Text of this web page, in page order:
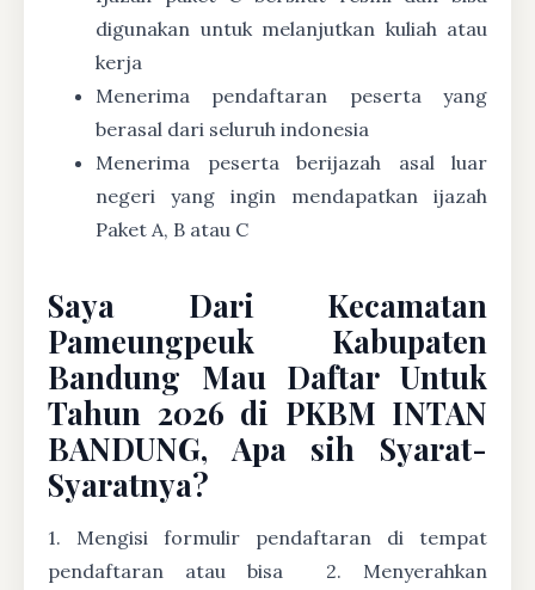
digunakan untuk melanjutkan kuliah atau
kerja
Menerima pendaftaran peserta yang
berasal dari seluruh indonesia
Menerima peserta berijazah asal luar
negeri yang ingin mendapatkan ijazah
Paket A, B atau C
Saya Dari Kecamatan
Pameungpeuk Kabupaten
Bandung Mau Daftar Untuk
Tahun 2026 di PKBM INTAN
BANDUNG, Apa sih Syarat-
Syaratnya?
1. Mengisi formulir pendaftaran di tempat
pendaftaran atau bisa
2. Menyerahkan